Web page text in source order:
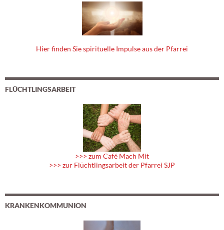
Hier finden Sie spirituelle Impulse aus der Pfarrei
FLÜCHTLINGSARBEIT
>>> zum Café Mach Mit
>>> zur Flüchtlingsarbeit der Pfarrei SJP
KRANKENKOMMUNION